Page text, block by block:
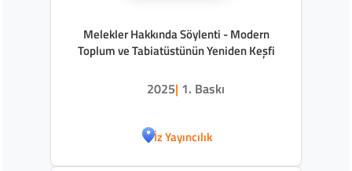
Melekler Hakkında Söylenti - Modern
Toplum ve Tabiatüstünün Yeniden Keşfi
2025| 1. Baskı
İz Yayıncılık